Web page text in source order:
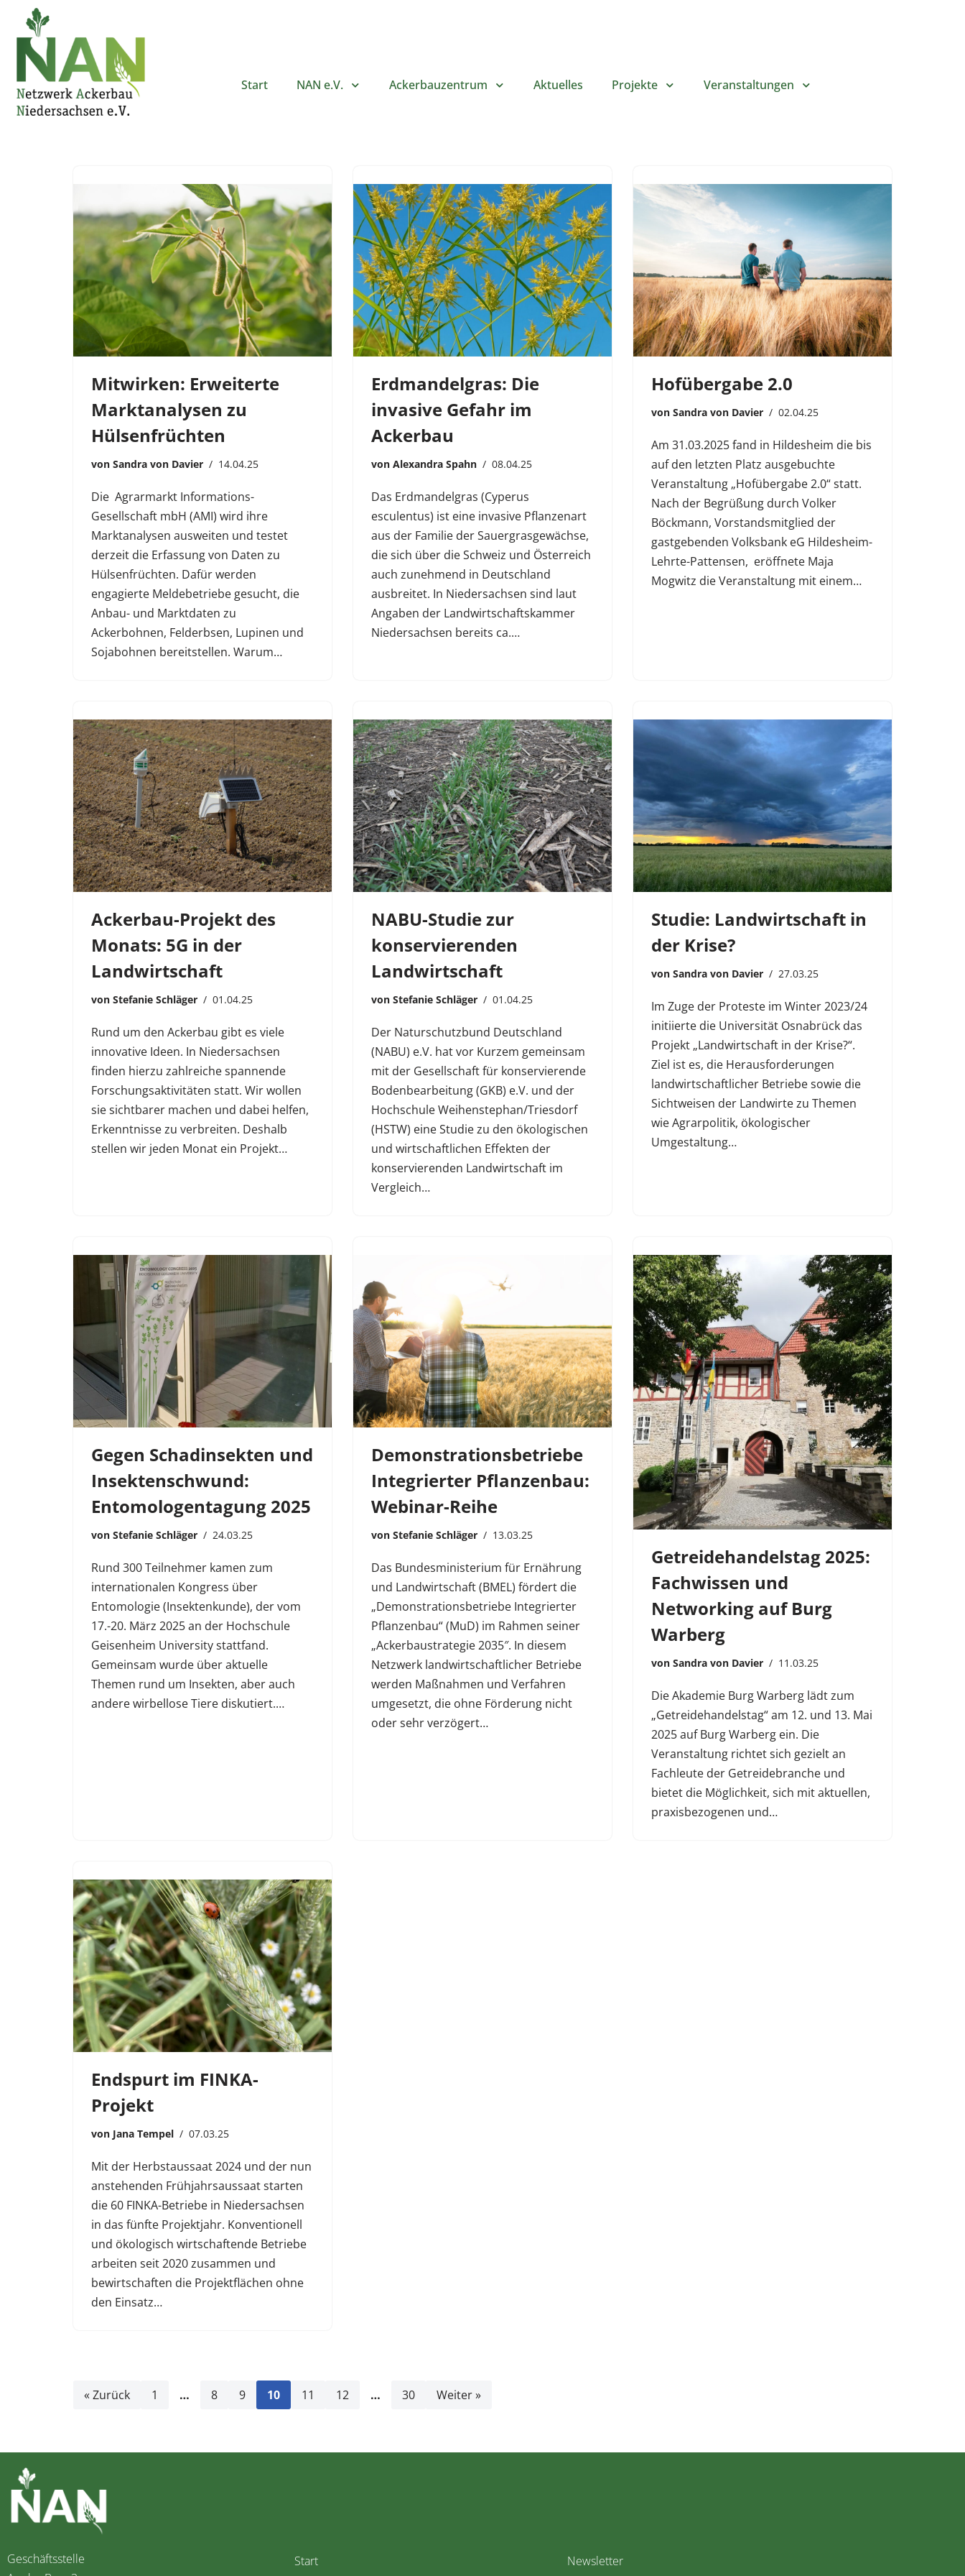
Zum
Inhalt
springen
Start NAN e.V. Ackerbauzentrum Aktuelles Projekte Veranstaltungen
Mitwirken: Erweiterte
Marktanalysen zu
Hülsenfrüchten
von Sandra von Davier 14.04.25
Die Agrarmarkt Informations-
Gesellschaft mbH (AMI) wird ihre
Marktanalysen ausweiten und testet
derzeit die Erfassung von Daten zu
Hülsenfrüchten. Dafür werden
engagierte Meldebetriebe gesucht, die
Anbau- und Marktdaten zu
Ackerbohnen, Felderbsen, Lupinen und
Sojabohnen bereitstellen. Warum…
Erdmandelgras: Die
invasive Gefahr im
Ackerbau
von Alexandra Spahn 08.04.25
Das Erdmandelgras (Cyperus
esculentus) ist eine invasive Pflanzenart
aus der Familie der Sauergrasgewächse,
die sich über die Schweiz und Österreich
auch zunehmend in Deutschland
ausbreitet. In Niedersachsen sind laut
Angaben der Landwirtschaftskammer
Niedersachsen bereits ca.…
Hofübergabe 2.0
von Sandra von Davier 02.04.25
Am 31.03.2025 fand in Hildesheim die bis
auf den letzten Platz ausgebuchte
Veranstaltung „Hofübergabe 2.0“ statt.
Nach der Begrüßung durch Volker
Böckmann, Vorstandsmitglied der
gastgebenden Volksbank eG Hildesheim-
Lehrte-Pattensen, eröffnete Maja
Mogwitz die Veranstaltung mit einem…
Ackerbau-Projekt des
Monats: 5G in der
Landwirtschaft
von Stefanie Schläger 01.04.25
Rund um den Ackerbau gibt es viele
innovative Ideen. In Niedersachsen
finden hierzu zahlreiche spannende
Forschungsaktivitäten statt. Wir wollen
sie sichtbarer machen und dabei helfen,
Erkenntnisse zu verbreiten. Deshalb
stellen wir jeden Monat ein Projekt…
NABU-Studie zur
konservierenden
Landwirtschaft
von Stefanie Schläger 01.04.25
Der Naturschutzbund Deutschland
(NABU) e.V. hat vor Kurzem gemeinsam
mit der Gesellschaft für konservierende
Bodenbearbeitung (GKB) e.V. und der
Hochschule Weihenstephan/Triesdorf
(HSTW) eine Studie zu den ökologischen
und wirtschaftlichen Effekten der
konservierenden Landwirtschaft im
Vergleich…
Studie: Landwirtschaft in
der Krise?
von Sandra von Davier 27.03.25
Im Zuge der Proteste im Winter 2023/24
initiierte die Universität Osnabrück das
Projekt „Landwirtschaft in der Krise?“.
Ziel ist es, die Herausforderungen
landwirtschaftlicher Betriebe sowie die
Sichtweisen der Landwirte zu Themen
wie Agrarpolitik, ökologischer
Umgestaltung…
Gegen Schadinsekten und
Insektenschwund:
Entomologentagung 2025
von Stefanie Schläger 24.03.25
Rund 300 Teilnehmer kamen zum
internationalen Kongress über
Entomologie (Insektenkunde), der vom
17.-20. März 2025 an der Hochschule
Geisenheim University stattfand.
Gemeinsam wurde über aktuelle
Themen rund um Insekten, aber auch
andere wirbellose Tiere diskutiert.…
Demonstrationsbetriebe
Integrierter Pflanzenbau:
Webinar-Reihe
von Stefanie Schläger 13.03.25
Das Bundesministerium für Ernährung
und Landwirtschaft (BMEL) fördert die
„Demonstrationsbetriebe Integrierter
Pflanzenbau“ (MuD) im Rahmen seiner
„Ackerbaustrategie 2035″. In diesem
Netzwerk landwirtschaftlicher Betriebe
werden Maßnahmen und Verfahren
umgesetzt, die ohne Förderung nicht
oder sehr verzögert…
Getreidehandelstag 2025:
Fachwissen und
Networking auf Burg
Warberg
von Sandra von Davier 11.03.25
Die Akademie Burg Warberg lädt zum
„Getreidehandelstag“ am 12. und 13. Mai
2025 auf Burg Warberg ein. Die
Veranstaltung richtet sich gezielt an
Fachleute der Getreidebranche und
bietet die Möglichkeit, sich mit aktuellen,
praxisbezogenen und…
Endspurt im FINKA-
Projekt
von Jana Tempel 07.03.25
Mit der Herbstaussaat 2024 und der nun
anstehenden Frühjahrsaussaat starten
die 60 FINKA-Betriebe in Niedersachsen
in das fünfte Projektjahr. Konventionell
und ökologisch wirtschaftende Betriebe
arbeiten seit 2020 zusammen und
bewirtschaften die Projektflächen ohne
den Einsatz…
« Zurück 1 … 8 9 10 11 12 … 30 Weiter »
Geschäftsstelle
Start Newsletter